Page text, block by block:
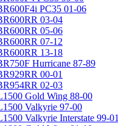
PC35 01-06
03-04
05-06
07-12
13-18
Hurricane 87-89
00-01
02-03
Gold Wing 88-00
Valkyrie 97-00
Valkyrie Interstate 99-01